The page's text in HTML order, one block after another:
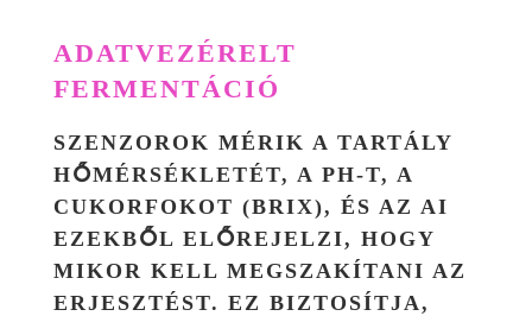
ADATVEZÉRELT
FERMENTÁCIÓ
SZENZOROK MÉRIK A TARTÁLY
HŐMÉRSÉKLETÉT, A PH-T, A
CUKORFOKOT (BRIX), ÉS AZ AI
EZEKBŐL ELŐREJELZI, HOGY
MIKOR KELL MEGSZAKÍTANI AZ
ERJESZTÉST. EZ BIZTOSÍTJA,